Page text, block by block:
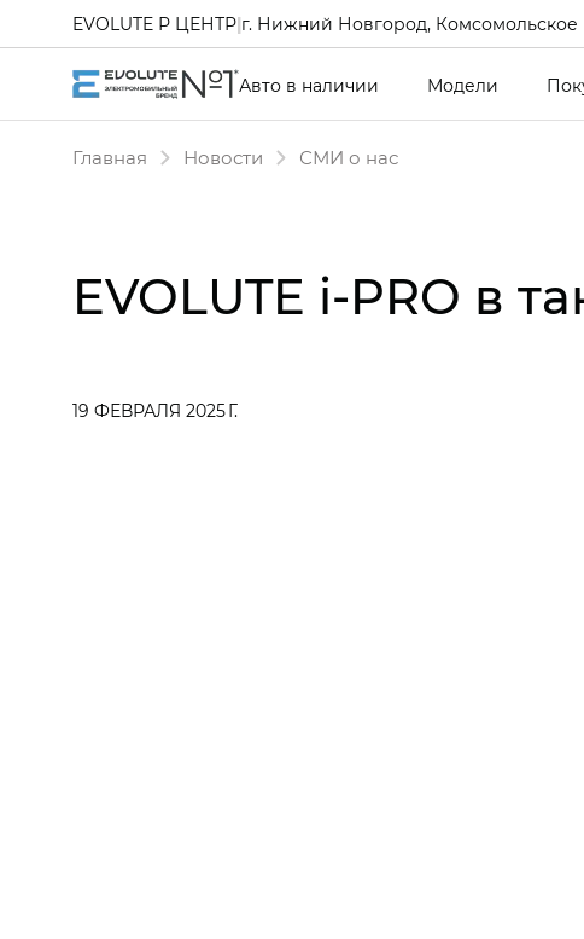
EVOLUTE Р ЦЕНТР|г. Нижний Новгород, Комсомольское
Авто в наличии Модели
Главная Новости СМИ о нас
EVOLUTE i‑PRO в
19 ФЕВРАЛЯ 2025 Г.